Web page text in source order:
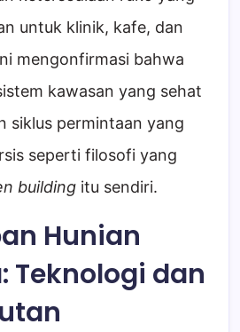
untuk klinik, kafe, dan
mengonfirmasi bahwa
kawasan yang sehat
siklus permintaan yang
seperti filosofi yang
building itu sendiri.
Hunian
Teknologi dan